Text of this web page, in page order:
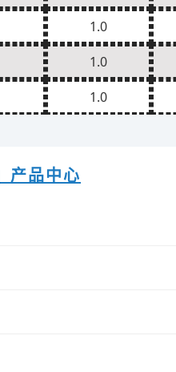
1.0
1.0
1.0
产品中心